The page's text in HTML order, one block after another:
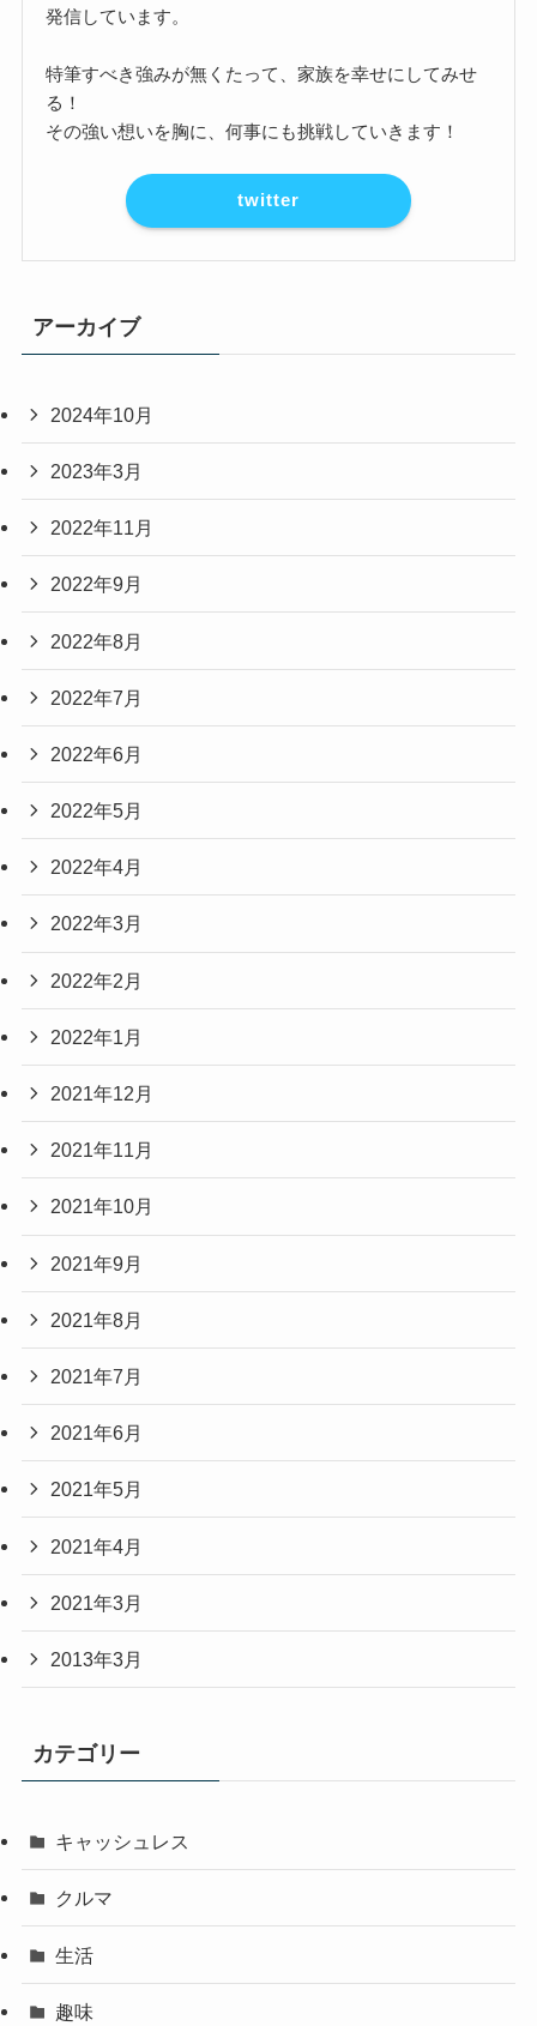
発信しています。
特筆すべき強みが無くたって、家族を幸せにしてみせ
る！
その強い想いを胸に、何事にも挑戦していきます！
twitter
アーカイブ
2024年10月
2023年3月
2022年11月
2022年9月
2022年8月
2022年7月
2022年6月
2022年5月
2022年4月
2022年3月
2022年2月
2022年1月
2021年12月
2021年11月
2021年10月
2021年9月
2021年8月
2021年7月
2021年6月
2021年5月
2021年4月
2021年3月
2013年3月
カテゴリー
キャッシュレス
クルマ
生活
趣味